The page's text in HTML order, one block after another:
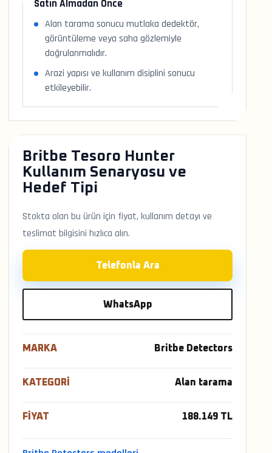
Satın Almadan Önce
Alan tarama sonucu mutlaka dedektör,
görüntüleme veya saha gözlemiyle
doğrulanmalıdır.
Arazi yapısı ve kullanım disiplini sonucu
etkileyebilir.
Britbe Tesoro Hunter
Kullanım Senaryosu ve
Hedef Tipi
Stokta olan bu ürün için fiyat, kullanım detayı ve
teslimat bilgisini hızlıca alın.
Telefonla Ara
WhatsApp
MARKA Britbe Detectors
KATEGORI Alan tarama
FIYAT 188.149 TL